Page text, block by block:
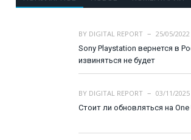
BY DIGITAL REPORT
25/05/
Sony Playstation вернется в
извиняться не будет
BY DIGITAL REPORT
03/11/
Стоит ли обновляться на